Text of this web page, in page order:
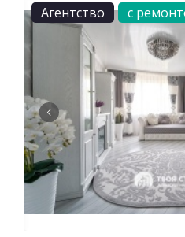
Агентство
с